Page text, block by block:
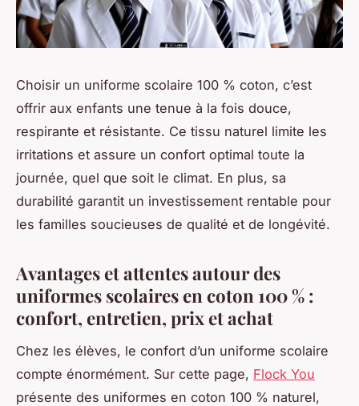
Choisir un uniforme scolaire 100 % coton, c’est
offrir aux enfants une tenue à la fois douce,
respirante et résistante. Ce tissu naturel limite les
irritations et assure un confort optimal toute la
journée, quel que soit le climat. En plus, sa
durabilité garantit un investissement rentable pour
les familles soucieuses de qualité et de longévité.
Avantages et attentes autour des
uniformes scolaires en coton 100 % :
confort, entretien, prix et achat
Chez les élèves, le confort d’un uniforme scolaire
compte énormément. Sur cette page, Flock You
présente des uniformes en coton 100 % naturel,